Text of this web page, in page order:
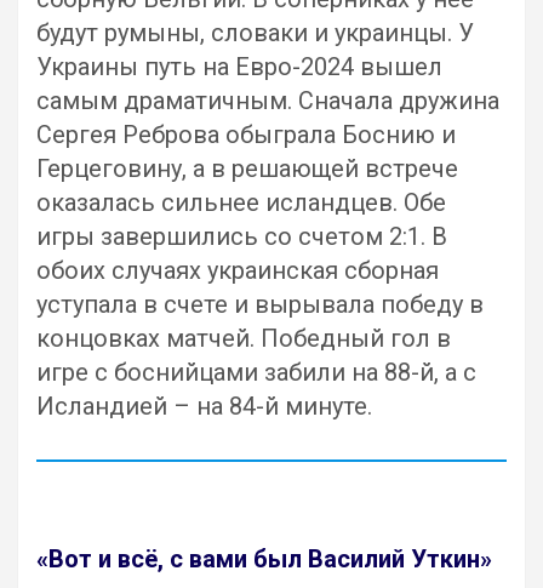
будут румыны, словаки и украинцы. У
Украины путь на Евро-2024 вышел
самым драматичным. Сначала дружина
Сергея Реброва обыграла Боснию и
Герцеговину, а в решающей встрече
оказалась сильнее исландцев. Обе
игры завершились со счетом 2:1. В
обоих случаях украинская сборная
уступала в счете и вырывала победу в
концовках матчей. Победный гол в
игре с боснийцами забили на 88-й, а с
Исландией – на 84-й минуте.
«Вот и всё, с вами был Василий Уткин»